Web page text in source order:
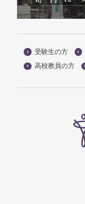
受験生の方
高校教員の方